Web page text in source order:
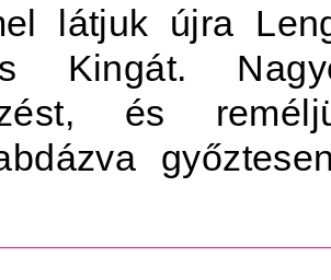
látjuk újra
Kingát.
és